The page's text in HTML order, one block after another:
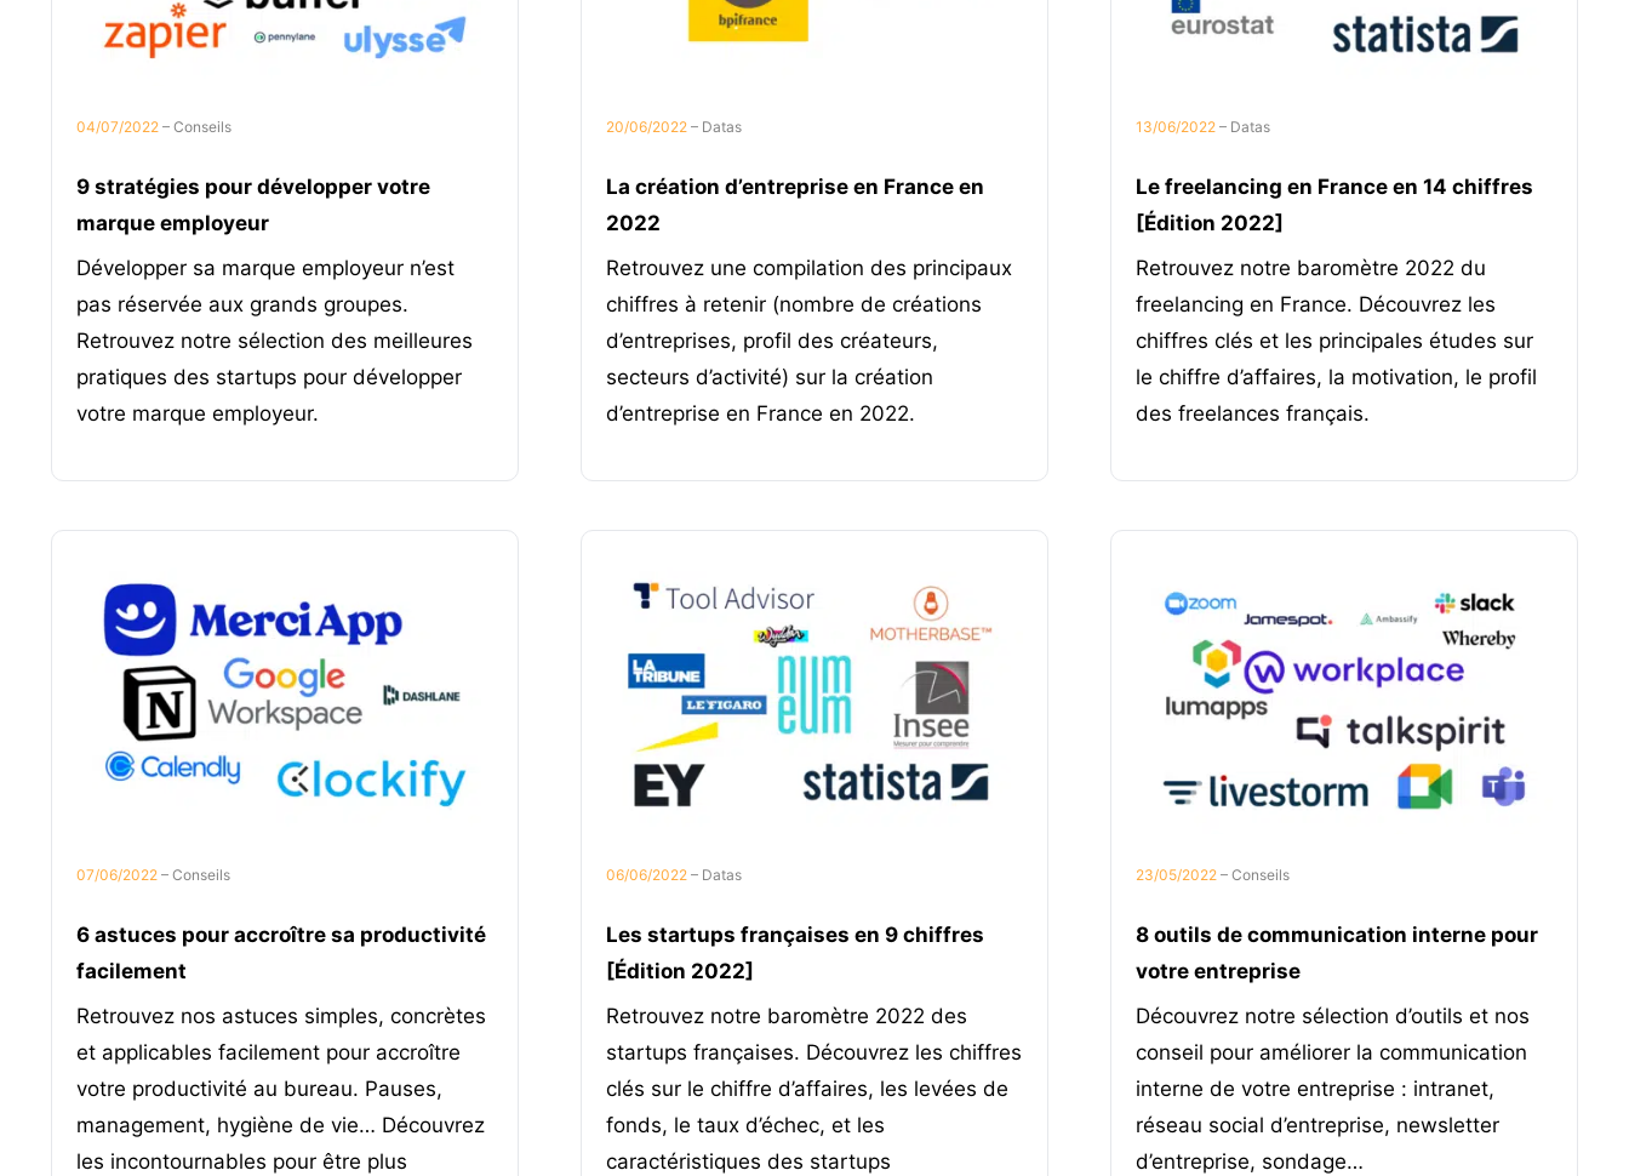
04/07/2022 – Conseils
9 stratégies pour développer votre
marque employeur
Développer sa marque employeur n’est
pas réservée aux grands groupes.
Retrouvez notre sélection des meilleures
pratiques des startups pour développer
votre marque employeur.
20/06/2022– Datas
La création d’entreprise en France en
2022
Retrouvez une compilation des principaux
chiffres à retenir (nombre de créations
d’entreprises, profil des créateurs,
secteurs d’activité) sur la création
d’entreprise en France en 2022.
13/06/2022– Datas
Le freelancing en France en 14 chiffres
[Édition 2022]
Retrouvez notre baromètre 2022 du
freelancing en France. Découvrez les
chiffres clés et les principales études sur
le chiffre d’affaires, la motivation, le profil
des freelances français.
07/06/2022 – Conseils
6 astuces pour accroître sa productivité
facilement
Retrouvez nos astuces simples, concrètes
et applicables facilement pour accroître
votre productivité au bureau. Pauses,
management, hygiène de vie… Découvrez
les incontournables pour être plus
06/06/2022– Datas
Les startups françaises en 9 chiffres
[Édition 2022]
Retrouvez notre baromètre 2022 des
startups françaises. Découvrez les chiffres
clés sur le chiffre d’affaires, les levées de
fonds, le taux d’échec, et les
caractéristiques des startups
23/05/2022– Conseils
8 outils de communication interne pour
votre entreprise
Découvrez notre sélection d’outils et nos
conseil pour améliorer la communication
interne de votre entreprise : intranet,
réseau social d’entreprise, newsletter
d’entreprise, sondage…